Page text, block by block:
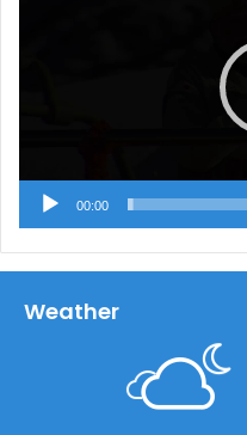
00:00
Weather